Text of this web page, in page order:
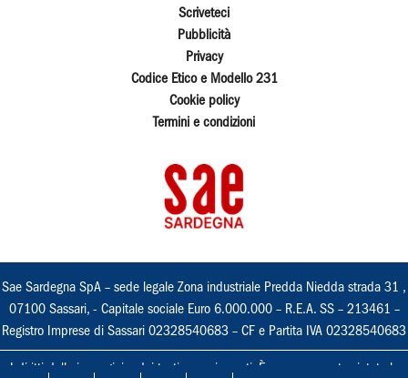
Scriveteci
Pubblicità
Privacy
Codice Etico e Modello 231
Cookie policy
Termini e condizioni
Sae Sardegna SpA – sede legale Zona industriale Predda Niedda strada 31 ,
07100 Sassari, - Capitale sociale Euro 6.000.000 – R.E.A. SS – 213461 –
Registro Imprese di Sassari 02328540683 – CF e Partita IVA 02328540683
I diritti delle immagini e dei testi sono riservati. È espressamente vietata la